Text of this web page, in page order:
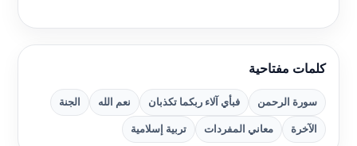
كلمات مفتاحية
سورة الرحمن فبأي آلاء ربكما تكذبان نعم الله الجنة
الآخرة معاني المفردات تربية إسلامية